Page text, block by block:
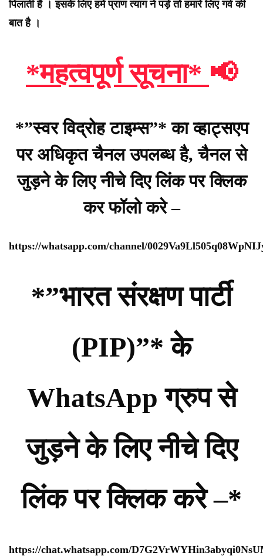
पिलाती है । इसके लिए हमें प्राण त्याग ने पड़े तो हमारे लिए गर्व की
बात है ।
*महत्वपूर्ण सूचना* 📢
*”स्वर विद्रोह टाइम्स”* का व्हाट्सएप
पर अधिकृत चैनल उपलब्ध है, चैनल से
जुड़ने के लिए नीचे दिए लिंक पर क्लिक
कर फॉलो करे –
https://whatsapp.com/channel/
*”भारत संरक्षण पार्टी
(PIP)”* के
WhatsApp ग्रुप से
जुड़ने के लिए नीचे दिए
लिंक पर क्लिक करे –*
https://chat.whatsapp.com/